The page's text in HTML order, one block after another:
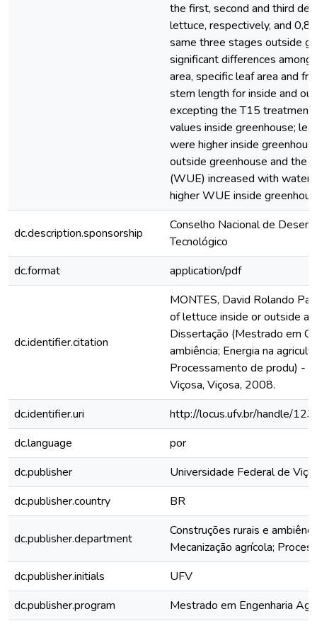
the first, second and third
lettuce, respectively, and
same three stages outside
significant differences
area, specific leaf area and
stem length for inside and
excepting the T15 treatment
values inside greenhouse;
were higher inside
outside greenhouse and the
(WUE) increased with water
higher WUE inside
dc.description.sponsorship
Conselho Nacional de
Tecnológico
dc.format
application/pdf
dc.identifier.citation
MONTES, David Rolando
of lettuce inside or outside a
Dissertação (Mestrado em
ambiência; Energia na
Processamento de produ) -
Viçosa, Viçosa, 2008.
dc.identifier.uri
http://locus.ufv.br/handle/
dc.language
por
dc.publisher
Universidade Federal de
dc.publisher.country
BR
dc.publisher.department
Construções rurais e
Mecanização agrícola;
dc.publisher.initials
UFV
dc.publisher.program
Mestrado em Engenharia